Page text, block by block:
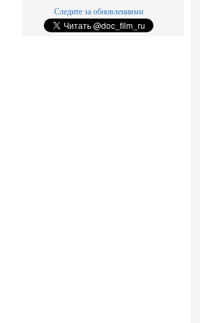
Следите за обновлениями